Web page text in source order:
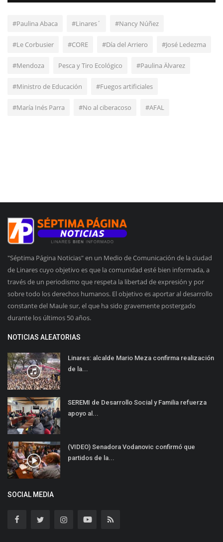
#Paulina Abaca #Linares´ #Nancy Núñez
#Le Corbusier #CORE #Día del Arriero #José Ledezma
#Mendoza Pesca y Tiro Ecológico #Paulina Älvarez
#Ministro de Educación #Fuegos artificiales
#María Inés Parra #No al ciberacoso #AFAL
"Séptima Página Noticias" en un Medio de Comunicación de la ciudad
de Linares cuyo objetivo es que la comunidad esté bien informada, a
través de un periodismo que respeta la libertad de expresión y por
sobre todo los derechos humanos. El objetivo es aportar al desarrollo
constante del Maule sur, el que ha sido gravemente postergado
durante los últimos 50 años.
NOTICIAS ALEATORIAS
Linares: alcalde Mario Meza confirma realización
de la...
SEREMI de Desarrollo Social y Familia refuerza
apoyo al...
(VIDEO) Senadora Vodanovic confirmó que
partidos de la...
SOCIAL MEDIA